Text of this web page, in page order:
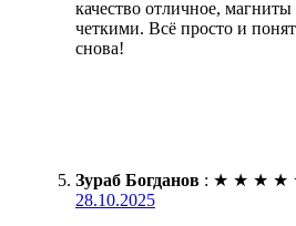
качество отличное,
четкими. Всё просто и
снова!
Зураб Богданов : ★ ★ ★ ★
28.10.2025